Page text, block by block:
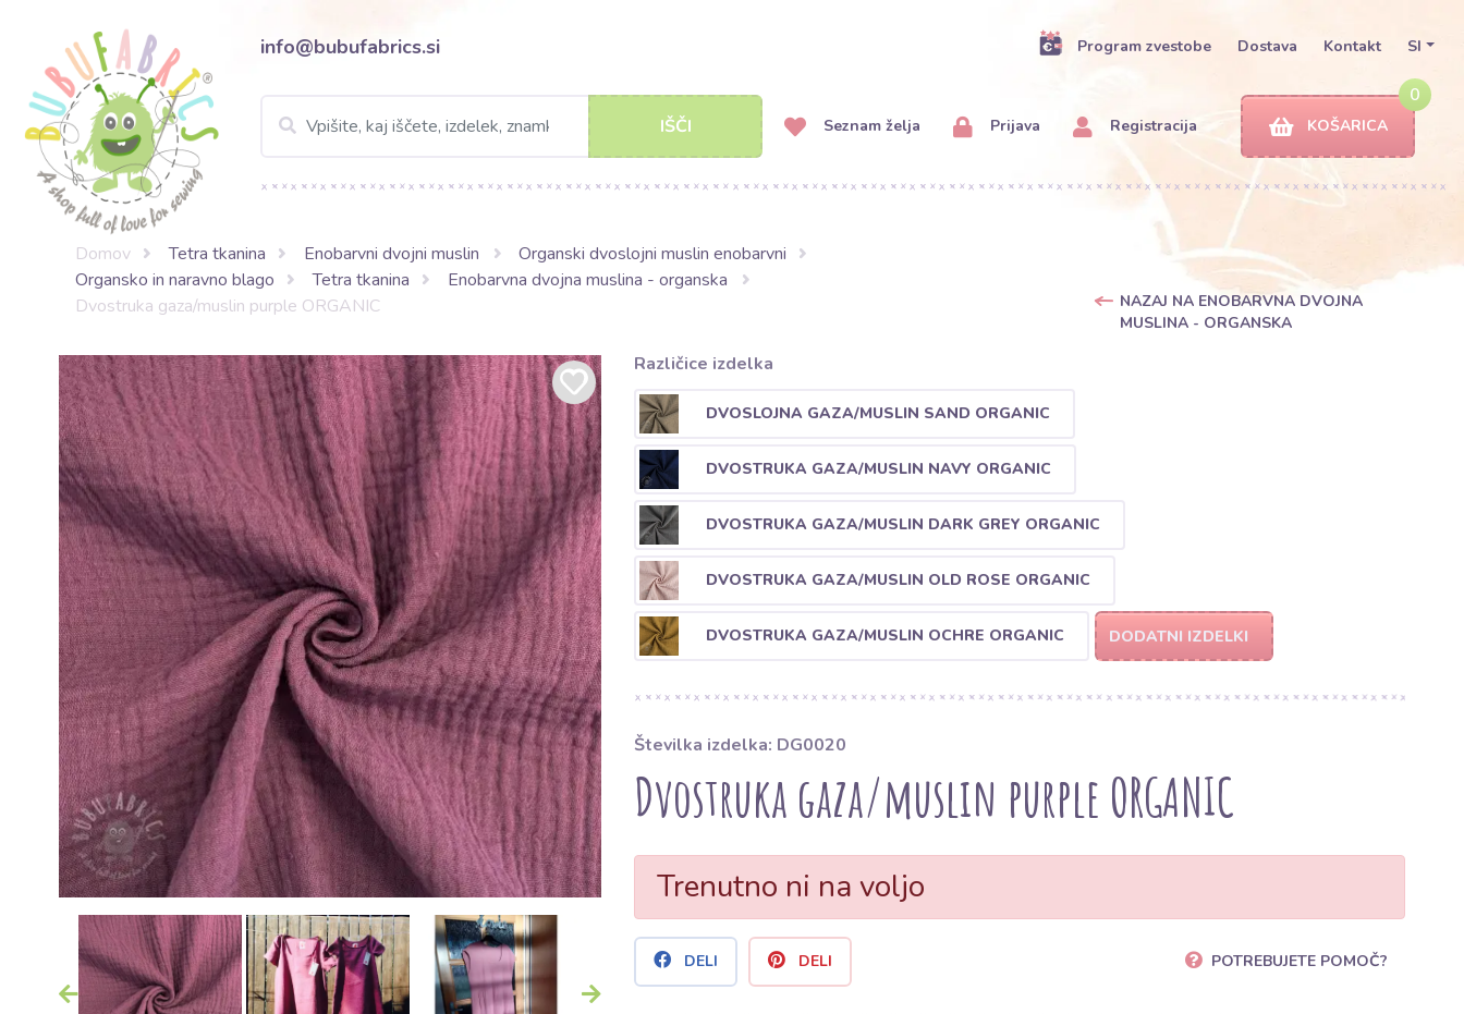
info@bubufabrics.si Program zvestobe Dostava Kontakt SI
IŠČI Seznam želja Prijava Registracija
0
KOŠARICA
Domov Tetra tkanina Enobarvni dvojni muslin
Organski dvoslojni muslin enobarvni
Organsko in naravno blago
Tetra tkanina
Enobarvna dvojna muslina - organska
Dvostruka gaza/muslin purple ORGANIC
NAZAJ NA ENOBARVNA DVOJNA
MUSLINA - ORGANSKA
Različice izdelka
DVOSLOJNA GAZA/MUSLIN SAND ORGANIC
DVOSTRUKA GAZA/MUSLIN NAVY ORGANIC
DVOSTRUKA GAZA/MUSLIN DARK GREY ORGANIC
DVOSTRUKA GAZA/MUSLIN OLD ROSE ORGANIC
DVOSTRUKA GAZA/MUSLIN OCHRE ORGANIC DODATNI IZDELKI
Številka izdelka: DG0020
Dvostruka gaza/muslin purple ORGANIC
Trenutno ni na voljo
DELI DELI POTREBUJETE POMOČ?